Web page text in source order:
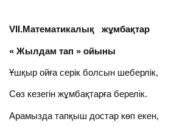
VIІ.Математикалық жұмбақтар
« Жылдам тап » ойыны
Ұшқыр ойға серік болсын шеберлік,
Сөз кезегін жұмбақтарға берелік.
Арамызда тапқыш достар көп екен,